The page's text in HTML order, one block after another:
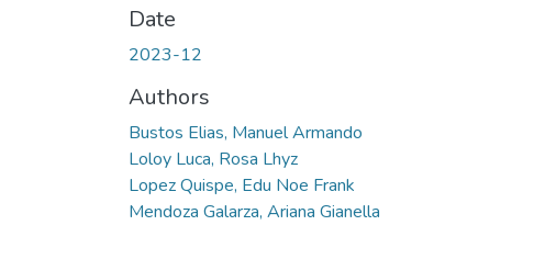
Date
2023-12
Authors
Bustos Elias, Manuel Armando
Loloy Luca, Rosa Lhyz
Lopez Quispe, Edu Noe Frank
Mendoza Galarza, Ariana Gianella